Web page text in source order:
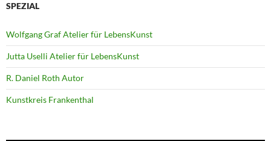
SPEZIAL
Wolfgang Graf Atelier für LebensKunst
Jutta Uselli Atelier für LebensKunst
R. Daniel Roth Autor
Kunstkreis Frankenthal